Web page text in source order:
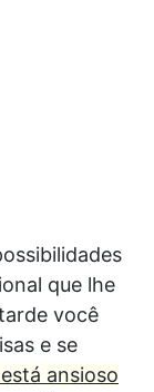
que lhe
você
e se
ansioso